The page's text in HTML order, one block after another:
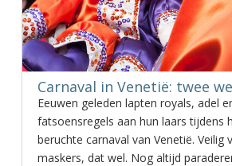
Carnaval in Venetië: twee
Eeuwen geleden lapten royals, adel
fatsoensregels aan hun laars tijdens
beruchte carnaval van Venetië. Veilig
maskers, dat wel. Nog altijd